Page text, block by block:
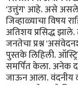
'उत्तुंग' आहे. असे असले,
जिव्हाळ्याचा विषय
अतिशय प्रसिद्ध झाले.
जनतेचा प्रश्न
पुस्तके लिहिली.
समर्पित केला. अनेक
जाऊन आला. वंदनीय